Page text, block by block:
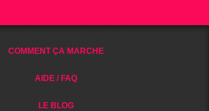
COMMENT ÇA MARCHE
AIDE / FAQ
LE BLOG